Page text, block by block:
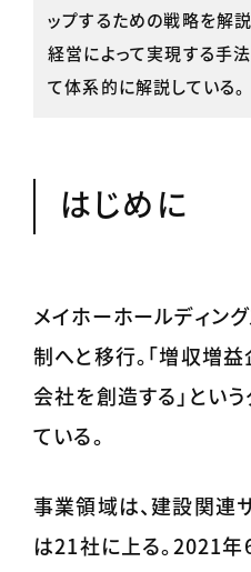
ップするための戦略を解
経営によって実現する手
て体系的に解説している
はじめに
メイホーホールディン
制へと移行。「増収増
会社を創造する」とい
ている。
事業領域は、建設関連
は21社に上る。2021年